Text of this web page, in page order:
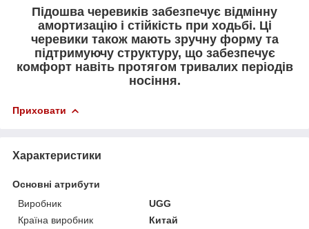
Підошва черевиків забезпечує відмінну
амортизацію і стійкість при ходьбі. Ці
черевики також мають зручну форму та
підтримуючу структуру, що забезпечує
комфорт навіть протягом тривалих періодів
носіння.
Приховати
Характеристики
Основні атрибути
Виробник
UGG
Країна виробник
Китай